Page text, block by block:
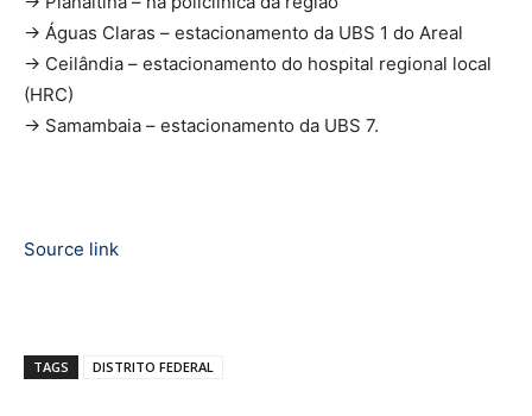
→ Águas Claras – estacionamento da UBS 1 do Areal
→ Ceilândia – estacionamento do hospital regional local
(HRC)
→ Samambaia – estacionamento da UBS 7.
Source link
TAGS DISTRITO FEDERAL